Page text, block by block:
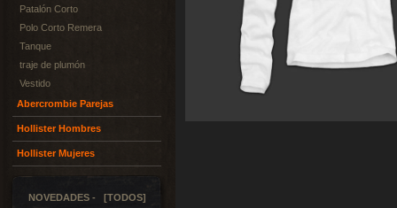
Patalón Corto
Polo Corto Remera
Tanque
traje de plumón
Vestido
Abercrombie Parejas
Hollister Hombres
Hollister Mujeres
NOVEDADES - [TODOS]